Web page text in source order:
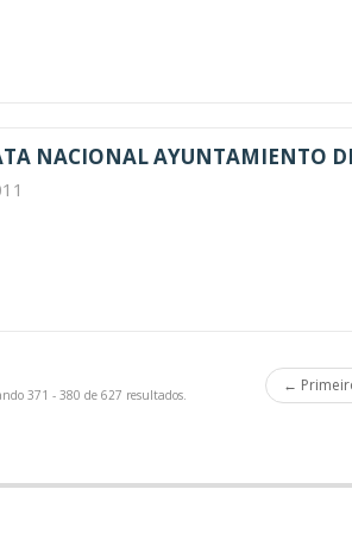
NACIONAL AYUNTAMIENTO
371 - 380 de 627 resultados. ←